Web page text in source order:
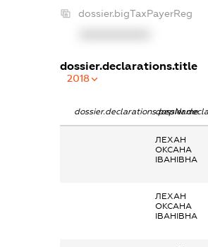
dossier.bigTaxPayerReg
dossier.declarations.title
2018
dossier.declarations.pepName
ЛЕХАН
ОКСАНА
ІВАНІВНА
ЛЕХАН
ОКСАНА
ІВАНІВНА